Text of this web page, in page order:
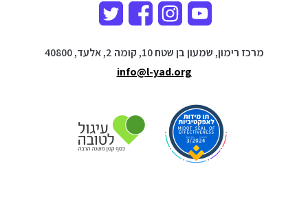
מרכז רימון, שמעון בן שטח 10, קומה 2, אלעד, 40800
info@l-yad.org